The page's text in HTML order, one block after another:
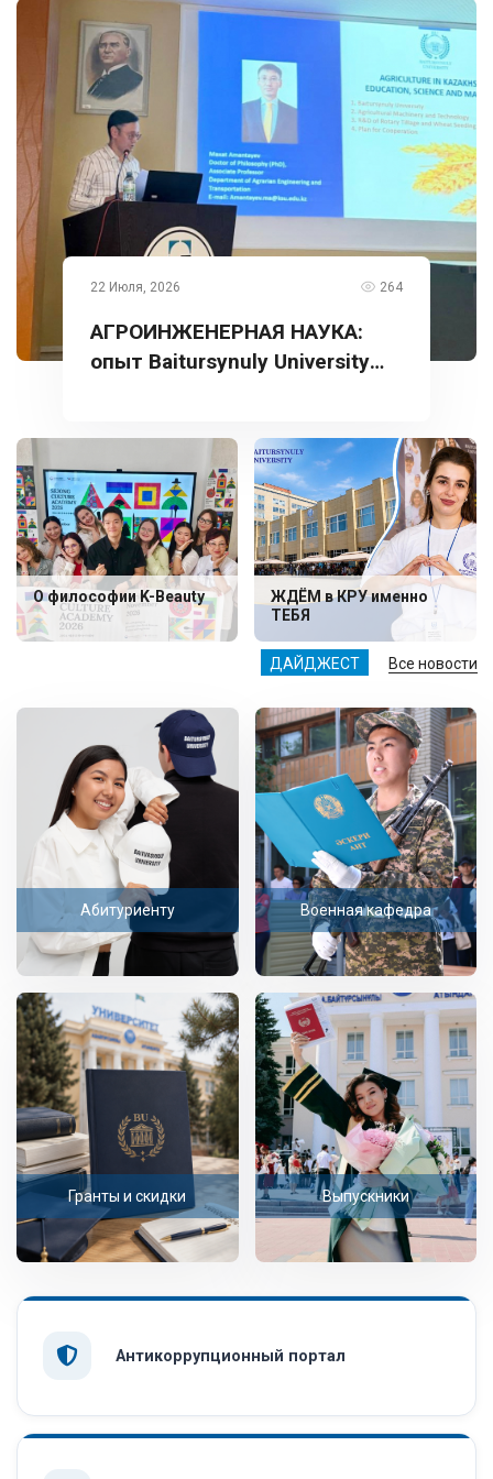
ДАЙДЖЕСТ Все новости
22 Июля, 2026 264
АГРОИНЖЕНЕРНАЯ НАУКА:
опыт Baitursynuly University
О философии K-Beauty
ЖДЁМ в КРУ именно
ТЕБЯ
Абитуриенту Военная кафедра
Гранты и скидки Выпускники
Антикоррупционный портал